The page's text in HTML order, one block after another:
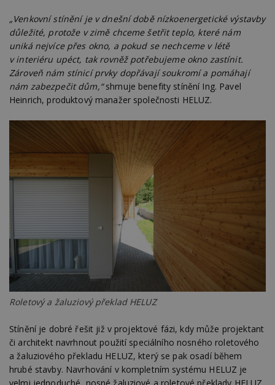
„Venkovní stínění je v dnešní době nízkoenergetické výstavby
důležité, protože v zimě chceme šetřit teplo, které nám
uniká nejvíce přes okno, a pokud se nechceme v létě
v interiéru upéct, tak rovněž potřebujeme okno zastínit.
Zároveň nám stínicí prvky dopřávají soukromí a pomáhají
nám zabezpečit dům,“shrnuje benefity stínění Ing. Pavel
Heinrich, produktový manažer společnosti HELUZ.
Roletový a žaluziový překlad HELUZ
Stínění je dobré řešit již v projektové fázi, kdy může projektant
či architekt navrhnout použití speciálního nosného roletového
a žaluziového překladu HELUZ, který se pak osadí během
hrubé stavby. Navrhování v kompletním systému HELUZ je